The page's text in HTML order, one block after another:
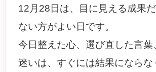
12月28日は、目に見える成果
ない方がよい日です。
今日整えた心、選び直した言葉
迷いは、すぐには結果にならな